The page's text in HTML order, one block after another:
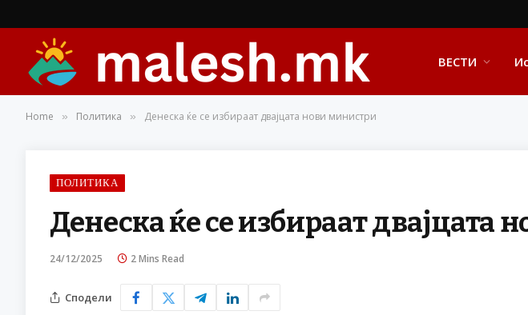
ВЕСТИ
Home » Политика » Денеска ќе се избираат двајцата нови министри
ПОЛИТИКА
Денеска ќе се избираат двајцата
24/12/2025 2 Mins Read
Сподели